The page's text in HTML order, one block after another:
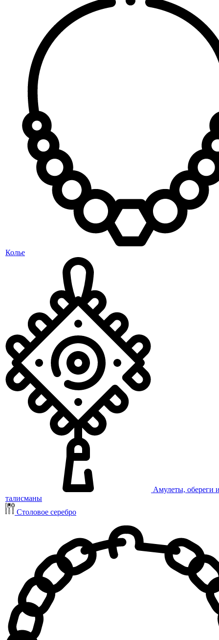
Колье
Амулеты, обереги
талисманы
Столовое серебро